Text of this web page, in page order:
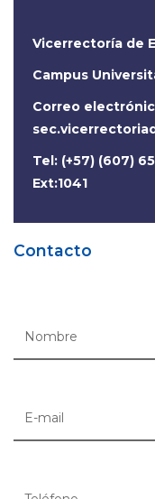
Vicerrectoría de
Campus
Correo
Tel: (+57) (607)
Ext:1041
Contacto